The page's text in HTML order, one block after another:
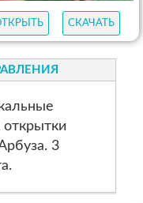
СКАЧАТЬ
открытки
3